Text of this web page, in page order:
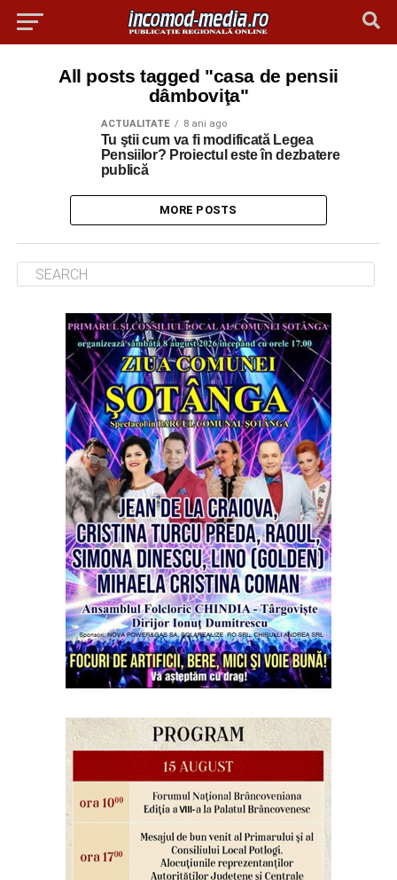
All posts tagged "casa de pensii
dâmboviţa"
ACTUALITATE 8 ani ago
Tu ştii cum va fi modificată Legea
Pensiilor? Proiectul este în dezbatere
publică
MORE POSTS